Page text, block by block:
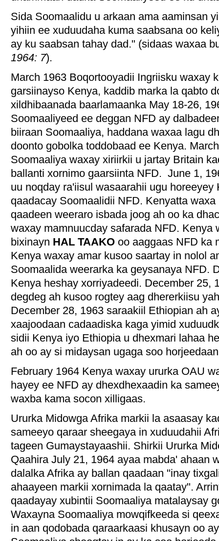
Sida Soomaalidu u arkaan ama aaminsan
yihiin ee xuduudaha kuma saabsana oo
ay ku saabsan tahay dad." (sidaas waxaa
1964: 7).
March 1963 Boqortooyadii Ingriisku waxay
garsiinayso Kenya, kaddib marka la qabto
xildhibaanada baarlamaanka May 18-26,
Soomaaliyeed ee deggan NFD ay
biiraan Soomaaliya, haddana waxaa lagu
doonto gobolka toddobaad ee Kenya.
Soomaaliya waxay xiriirkii u jartay Britain
ballanti xornimo gaarsiinta NFD. June 1,
uu noqday ra'iisul wasaarahii ugu
qaadacay Soomaalidii NFD. Kenyatta
qaadeen weeraro isbada joog ah oo ka
waxay mamnuucday safarada NFD. Kenya
bixinayn HAL TAAKO oo aaggaas NFD ka
Kenya waxay amar kusoo saartay in nolol
Soomaalida weerarka ka geysanaya NFD.
Kenya heshay xorriyadeedi. December 25,
degdeg ah kusoo rogtey aag dhererkiisu
December 28, 1963 saraakiil Ethiopian ah
xaajoodaan cadaadiska kaga yimid
sidii Kenya iyo Ethiopia u dhexmari lahaa
ah oo ay si midaysan ugaga soo
February 1964 Kenya waxay ururka OAU
hayey ee NFD ay dhexdhexaadin ka
waxba kama socon xilligaas.
Ururka Midowga Afrika markii la asaasay
sameeyo qaraar sheegaya in xuduudahii
tageen Gumaystayaashii. Shirkii Ururka
Qaahira July 21, 1964 ayaa mabda' ahaan
dalalka Afrika ay ballan qaadaan "inay
ahaayeen markii xornimada la qaatay".
qaadayay xubintii Soomaaliya matalaysay
Waxayna Soomaaliya mowqifkeeda si
in aan qodobada qaraarkaasi khusayn oo